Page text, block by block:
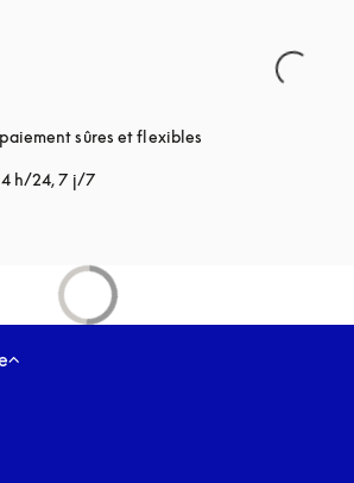
sûres et flexibles
h/24, 7 j/7s’ouvre dans un nouvel onglet